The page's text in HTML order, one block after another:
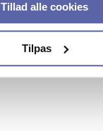
Tillad alle cookies
Tilpas